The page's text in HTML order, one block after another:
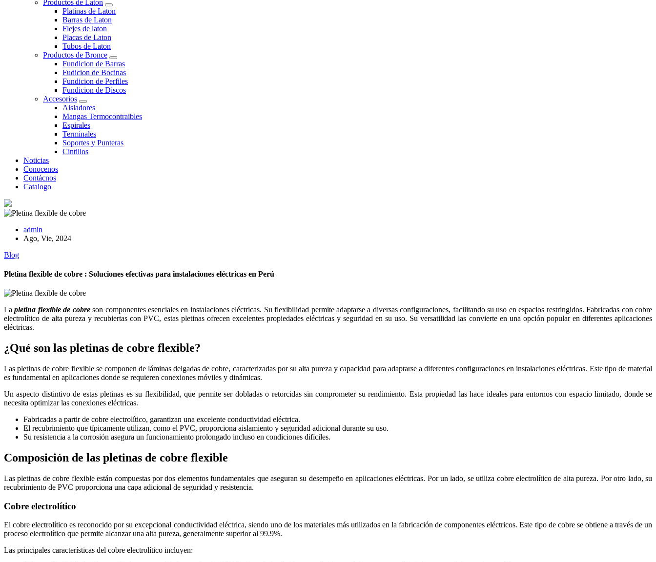
Productos de Laton
Platinas de Laton
Barras de Laton
Flejes de laton
Placas de Laton
Tubos de Laton
Productos de Bronce
Fundicion de Barras
Fudicion de Bocinas
Fundicion de Perfiles
Fundicion de Discos
Accesorios
Aisladores
Mangas Termocontraibles
Espirales
Terminales
Soportes y Punteras
Cintillos
Noticias
Conocenos
Contácnos
Catalogo
admin
Ago, Vie, 2024
Blog
Pletina flexible de cobre : Soluciones efectivas para instalaciones eléctricas en Perú
Lapletina flexible de cobreson componentes esenciales en instalaciones eléctricas. Su flexibilidad permite adaptarse a diversas configuraciones, facilitando su uso en espacios restringidos. Fabricadas con cobre
electrolítico de alta pureza y recubiertas con PVC, estas pletinas ofrecen excelentes propiedades eléctricas y seguridad en su uso. Su versatilidad las convierte en una opción popular en diferentes aplicaciones
eléctricas.
¿Qué son las pletinas de cobre flexible?
Las pletinas de cobre flexible se componen de láminas delgadas de cobre, caracterizadas por su alta pureza y capacidad para adaptarse a diferentes configuraciones en instalaciones eléctricas. Este tipo de material
es fundamental en aplicaciones donde se requieren conexiones móviles y dinámicas.
Un aspecto distintivo de estas pletinas es su flexibilidad, que permite ser dobladas o retorcidas sin comprometer su rendimiento. Esta propiedad las hace ideales para entornos con espacio limitado, donde se
necesita optimizar las conexiones eléctricas.
Fabricadas a partir de cobre electrolítico, garantizan una excelente conductividad eléctrica.
El recubrimiento que típicamente utilizan, como el PVC, proporciona aislamiento y seguridad adicional durante su uso.
Su resistencia a la corrosión asegura un funcionamiento prolongado incluso en condiciones difíciles.
Composición de las pletinas de cobre flexible
Las pletinas de cobre flexible están compuestas por dos elementos fundamentales que aseguran su desempeño en aplicaciones eléctricas. Por un lado, se utiliza cobre electrolítico de alta pureza. Por otro lado, su
recubrimiento de PVC proporciona una capa adicional de seguridad y resistencia.
Cobre electrolítico
El cobre electrolítico es reconocido por su excepcional conductividad eléctrica, siendo uno de los materiales más utilizados en la fabricación de componentes eléctricos. Este tipo de cobre se obtiene a través de un
proceso electrolítico que permite alcanzar una alta pureza, generalmente superior al 99.9%.
Las principales características del cobre electrolítico incluyen: